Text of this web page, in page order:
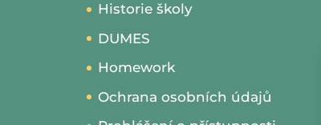
Historie školy
DUMES
Homework
Ochrana osobních údajů